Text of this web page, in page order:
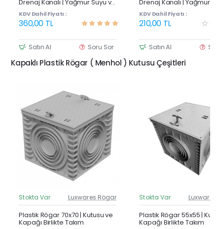
Drenaj Kanalı | Yağmur Suyu ve
Havuz Kenarı Oluğu
KDV Dahil Fiyatı :
360,00 TL
Satın Al Soru Sor
Drenaj Kanalı | Yağmur
Havuz Kenarı Oluğu
KDV Dahil Fiyatı :
210,00 TL
Satın Al
Kapaklı Plastik Rögar ( Menhol ) Kutusu Çeşitleri
Güncel Fiyat
Yeni Ürün
Stokta Var Luxwares Rögar
Plastik Rögar 70x70 | Kutusu ve
Kapağı Birlikte Takım
Stokta Var Luxwares
Plastik Rögar 55x55 |
Kapağı Birlikte Takım